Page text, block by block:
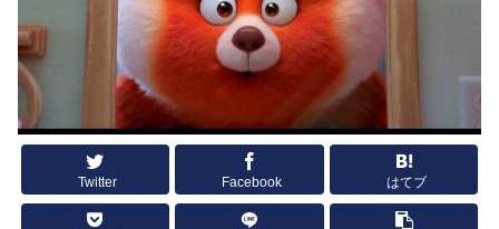
Twitter Facebook はてブ